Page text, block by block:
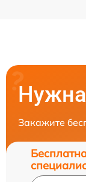
Нужна
Закажите